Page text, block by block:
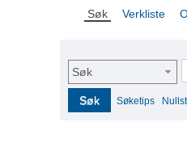
Søk Verkliste
Søk
Søk Søketips